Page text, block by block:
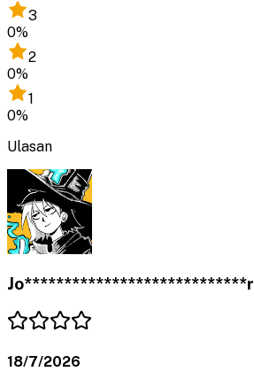
3
0%
2
0%
1
0%
Ulasan
Jo****************************r
18/7/2026